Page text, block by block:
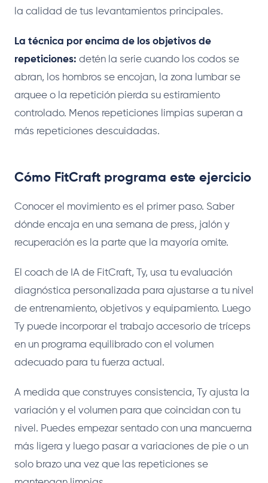
la calidad de tus levantamientos principales.
La técnica por encima de los objetivos de
repeticiones: detén la serie cuando los codos se
abran, los hombros se encojan, la zona lumbar se
arquee o la repetición pierda su estiramiento
controlado. Menos repeticiones limpias superan a
más repeticiones descuidadas.
Cómo FitCraft programa este ejercicio
Conocer el movimiento es el primer paso. Saber
dónde encaja en una semana de press, jalón y
recuperación es la parte que la mayoría omite.
El coach de IA de FitCraft, Ty, usa tu evaluación
diagnóstica personalizada para ajustarse a tu nivel
de entrenamiento, objetivos y equipamiento. Luego
Ty puede incorporar el trabajo accesorio de tríceps
en un programa equilibrado con el volumen
adecuado para tu fuerza actual.
A medida que construyes consistencia, Ty ajusta la
variación y el volumen para que coincidan con tu
nivel. Puedes empezar sentado con una mancuerna
más ligera y luego pasar a variaciones de pie o un
solo brazo una vez que las repeticiones se